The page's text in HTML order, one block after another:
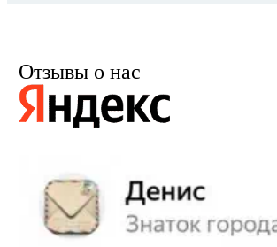
Отзывы о нас